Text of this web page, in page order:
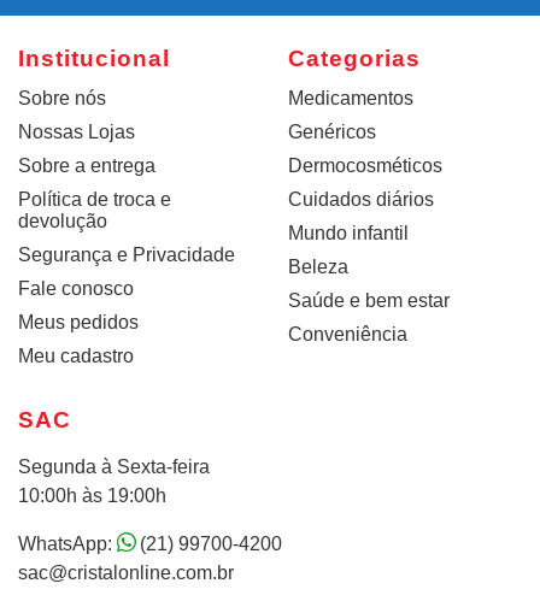
Institucional
Sobre nós
Nossas Lojas
Sobre a entrega
Política de troca e
devolução
Segurança e Privacidade
Fale conosco
Meus pedidos
Meu cadastro
Categorias
Medicamentos
Genéricos
Dermocosméticos
Cuidados diários
Mundo infantil
Beleza
Saúde e bem estar
Conveniência
SAC
Segunda à Sexta-feira
10:00h às 19:00h
WhatsApp:
(21) 99700-4200
sac@cristalonline.com.br